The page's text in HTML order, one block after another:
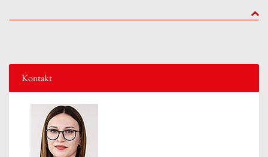
to
Kontakt